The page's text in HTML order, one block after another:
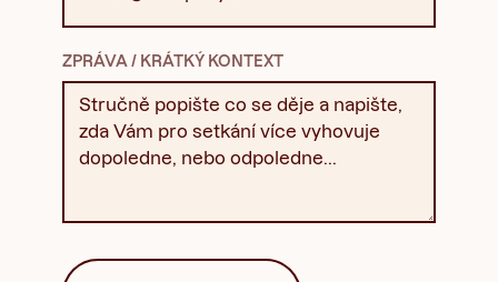
ZPRÁVA / KRÁTKÝ KONTEXT